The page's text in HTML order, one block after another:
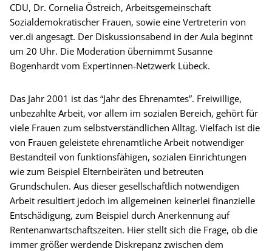
CDU, Dr. Cornelia Östreich, Arbeitsgemeinschaft
Sozialdemokratischer Frauen, sowie eine Vertreterin von
ver.di angesagt. Der Diskussionsabend in der Aula beginnt
um 20 Uhr. Die Moderation übernimmt Susanne
Bogenhardt vom Expertinnen-Netzwerk Lübeck.
Das Jahr 2001 ist das “Jahr des Ehrenamtes”. Freiwillige,
unbezahlte Arbeit, vor allem im sozialen Bereich, gehört für
viele Frauen zum selbstverständlichen Alltag. Vielfach ist die
von Frauen geleistete ehrenamtliche Arbeit notwendiger
Bestandteil von funktionsfähigen, sozialen Einrichtungen
wie zum Beispiel Elternbeiräten und betreuten
Grundschulen. Aus dieser gesellschaftlich notwendigen
Arbeit resultiert jedoch im allgemeinen keinerlei finanzielle
Entschädigung, zum Beispiel durch Anerkennung auf
Rentenanwartschaftszeiten. Hier stellt sich die Frage, ob die
immer größer werdende Diskrepanz zwischen dem